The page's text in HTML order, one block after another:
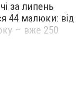
за липень
44 малюки: від
– вже 250